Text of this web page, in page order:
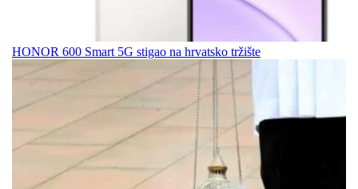
HONOR 600 Smart 5G stigao na hrvatsko tržište